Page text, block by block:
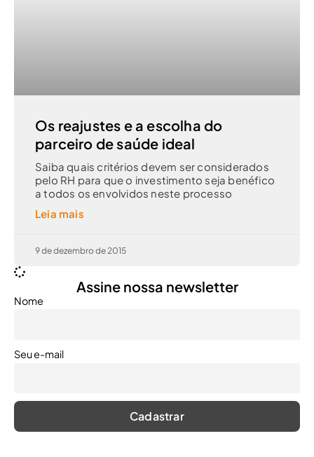
Os reajustes e a escolha do
parceiro de saúde ideal
Saiba quais critérios devem ser considerados
pelo RH para que o investimento seja benéfico
a todos os envolvidos neste processo
Leia mais
9 de dezembro de 2015
Assine nossa newsletter
Nome
Seu e-mail